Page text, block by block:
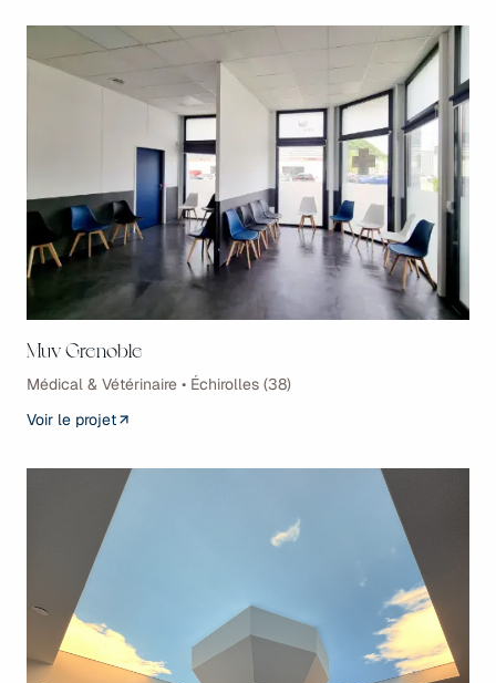
Muv Grenoble
Médical & Vétérinaire • Échirolles (38)
Voir le projet